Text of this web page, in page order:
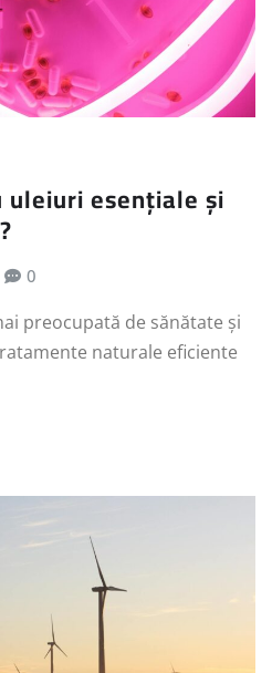
uleiuri esențiale și
0
preocupată de sănătate și
naturale eficiente